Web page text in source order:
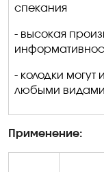
спекания
- высокая
- колодки могут
любыми видами
Применение: